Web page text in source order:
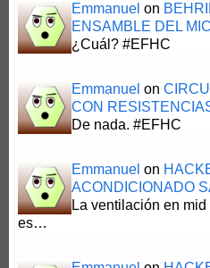
Emmanuel on
ENSAMBLE DEL
¿Cuál? #EFHC
Emmanuel on
CON
De nada. #EFHC
Emmanuel on
ACONDICIONADO
La ventilación en
es…